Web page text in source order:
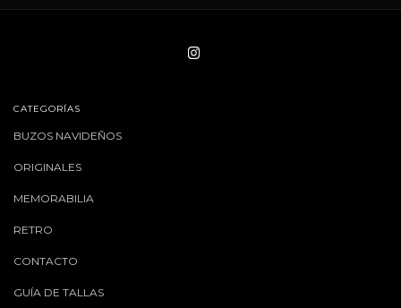
CATEGORÍAS
BUZOS NAVIDEÑOS
ORIGINALES
MEMORABILIA
RETRO
CONTACTO
GUÍA DE TALLAS